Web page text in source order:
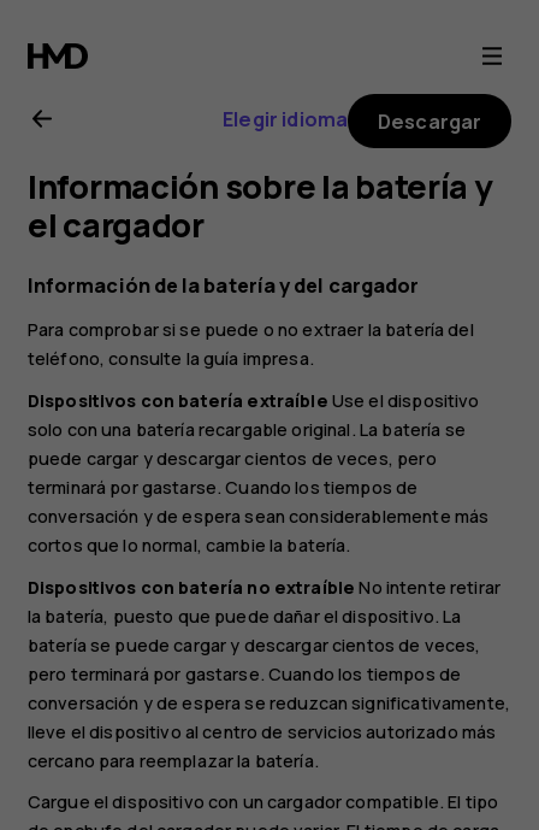
Guía
del
usuario
de
Nokia
4.2
Elegir idioma Descargar
Información sobre la batería y
el cargador
Información de la batería y del cargador
Para comprobar si se puede o no extraer la batería del
teléfono, consulte la guía impresa.
Dispositivos con batería extraíble Use el dispositivo
solo con una batería recargable original. La batería se
puede cargar y descargar cientos de veces, pero
terminará por gastarse. Cuando los tiempos de
conversación y de espera sean considerablemente más
cortos que lo normal, cambie la batería.
Dispositivos con batería no extraíble No intente retirar
la batería, puesto que puede dañar el dispositivo. La
batería se puede cargar y descargar cientos de veces,
pero terminará por gastarse. Cuando los tiempos de
conversación y de espera se reduzcan significativamente,
lleve el dispositivo al centro de servicios autorizado más
cercano para reemplazar la batería.
Cargue el dispositivo con un cargador compatible. El tipo